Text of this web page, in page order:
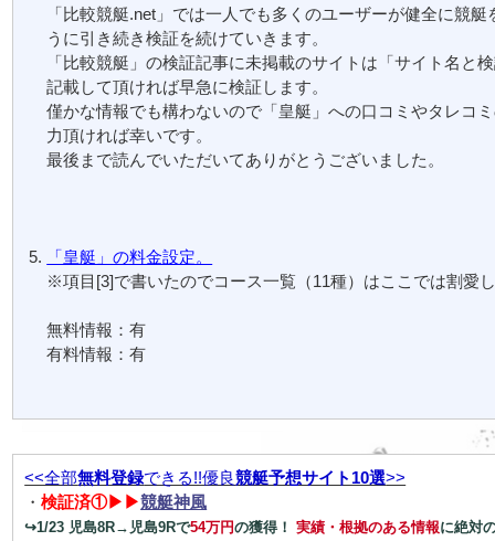
「比較競艇.net」では一人でも多くのユーザーが健全に競艇
うに引き続き検証を続けていきます。
「比較競艇」の検証記事に未掲載のサイトは「サイト名と
記載して頂ければ早急に検証します。
僅かな情報でも構わないので「皇艇」への口コミやタレコ
力頂ければ幸いです。
最後まで読んでいただいてありがとうございました。
「皇艇」の料金設定。
※項目[3]で書いたのでコース一覧（11種）はここでは割愛
無料情報：有
有料情報：有
<<全部無料登録できる!!優良競艇予想サイト10選>>
・検証済①▶▶競艇神風
↪1/23 児島8R→児島9Rで54万円の獲得！実績・根拠のある情報に絶対